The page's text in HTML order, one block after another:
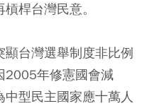
桿台灣民意。
顯台灣選舉制度非比例
2005年修憲國會減
型民主國家應十萬人